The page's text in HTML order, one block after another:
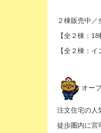
２棟販売中
【全２棟：
【全２棟：
オー
注文住宅の人
徒歩圏内に宮